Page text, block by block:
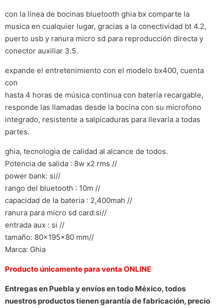
con la línea de bocinas bluetooth ghia bx comparte la
musica en cualquier lugar, gracias a la conectividad bt 4.2,
puerto usb y ranura micro sd para reproducción directa y
conector auxiliar 3.5.
expande el entretenimiento con el modelo bx400, cuenta
con
hasta 4 horas de música continua con batería recargable,
responde las llamadas desde la bocina con su microfono
integrado, resistente a salpicaduras para llevarla a todas
partes.
ghia, tecnologia de calidad al alcance de todos.
Potencia de salida : 8w x2 rms //
power bank: si//
rango del bluetooth : 10m //
capacidad de la bateria : 2,400mah //
ranura para micro sd card:si//
entrada aux : si //
tamaño: 80x195x80 mm//
Marca: Ghia
Producto únicamente para venta ONLINE
Entregas en Puebla y envíos en todo México, todos
nuestros productos tienen garantía de fabricación, precio